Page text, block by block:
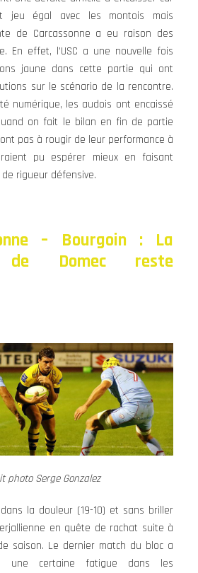
jeu égal avec les montois mais
de Carcassonne a eu raison des
En effet, l’USC a une nouvelle fois
jaune dans cette partie qui ont
sur le scénario de la rencontre.
numérique, les audois ont encaissé
on fait le bilan en fin de partie
pas à rougir de leur performance à
pu espérer mieux en faisant
rigueur défensive.
– Bourgoin : La
de Domec reste
photo Serge Gonzalez
la douleur (19-10) et sans briller
en quête de rachat suite à
saison. Le dernier match du bloc a
une certaine fatigue dans les